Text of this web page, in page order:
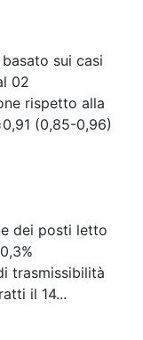
sui casi
02
rispetto alla
(0,85-0,96)
dei posti letto
trasmissibilità
il 14...